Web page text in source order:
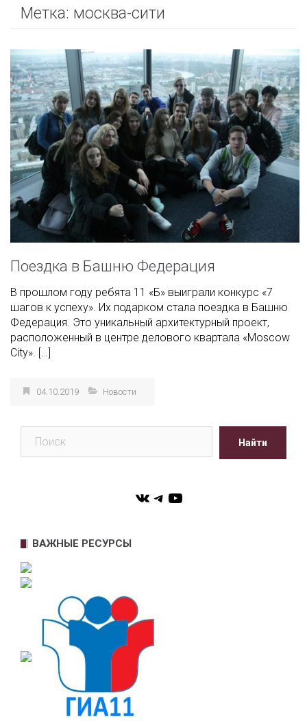
Метка: москва-сити
Поездка в Башню Федерация
В прошлом году ребята 11 «Б» выиграли конкурс «7
шагов к успеху». Их подарком стала поездка в Башню
Федерация. Это уникальный архитектурный проект,
расположенный в центре делового квартала «Moscow
City». […]
04.10.2019 Новости
Найти
VKTelegram
YouTube
ВАЖНЫЕ РЕСУРСЫ